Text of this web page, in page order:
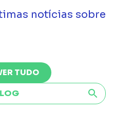
notícias sobre
TUDO